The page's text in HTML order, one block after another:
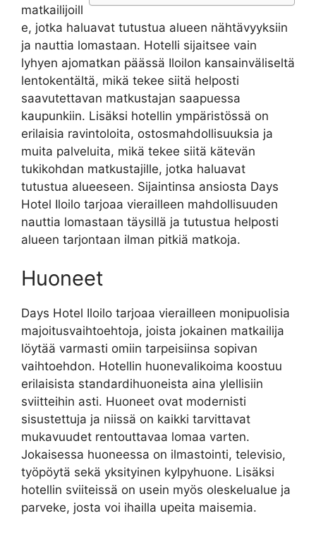
matkailijoill
e, jotka haluavat tutustua alueen nähtävyyksiin
ja nauttia lomastaan. Hotelli sijaitsee vain
lyhyen ajomatkan päässä Iloilon kansainväliseltä
lentokentältä, mikä tekee siitä helposti
saavutettavan matkustajan saapuessa
kaupunkiin. Lisäksi hotellin ympäristössä on
erilaisia ​​ravintoloita, ostosmahdollisuuksia ja
muita palveluita, mikä tekee siitä kätevän
tukikohdan matkustajille, jotka haluavat
tutustua alueeseen. Sijaintinsa ansiosta Days
Hotel Iloilo tarjoaa vierailleen mahdollisuuden
nauttia lomastaan täysillä ja tutustua helposti
alueen tarjontaan ilman pitkiä matkoja.
Huoneet
Days Hotel Iloilo tarjoaa vierailleen monipuolisia
majoitusvaihtoehtoja, joista jokainen matkailija
löytää varmasti omiin tarpeisiinsa sopivan
vaihtoehdon. Hotellin huonevalikoima koostuu
erilaisista standardihuoneista aina ylellisiin
sviitteihin asti. Huoneet ovat modernisti
sisustettuja ja niissä on kaikki tarvittavat
mukavuudet rentouttavaa lomaa varten.
Jokaisessa huoneessa on ilmastointi, televisio,
työpöytä sekä yksityinen kylpyhuone. Lisäksi
hotellin sviiteissä on usein myös oleskelualue ja
parveke, josta voi ihailla upeita maisemia.